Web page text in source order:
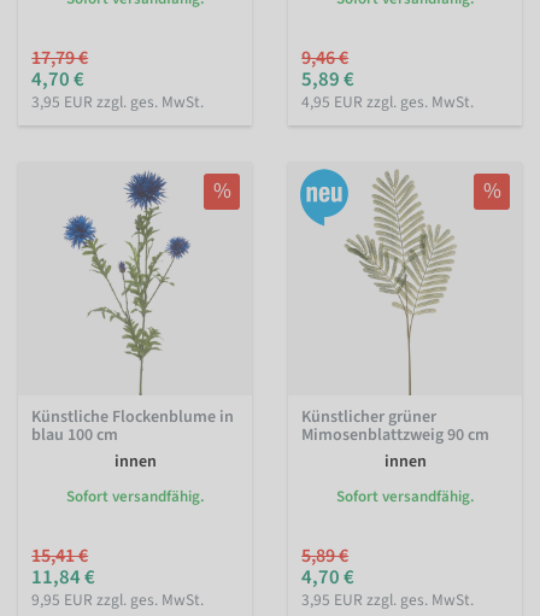
17,79 €
4,70 €
3,95 EUR zzgl. ges. MwSt.
9,46 €
5,89 €
4,95 EUR zzgl. ges. MwSt.
%
Künstliche Flockenblume in
blau 100 cm
innen
Sofort versandfähig.
15,41 €
11,84 €
9,95 EUR zzgl. ges. MwSt.
%
Künstlicher grüner
Mimosenblattzweig 90 cm
innen
Sofort versandfähig.
5,89 €
4,70 €
3,95 EUR zzgl. ges. MwSt.